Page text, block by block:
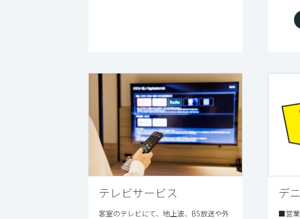
テレビサービス
客室のテレビにて、地上波、BS放送や外
デ
■営業